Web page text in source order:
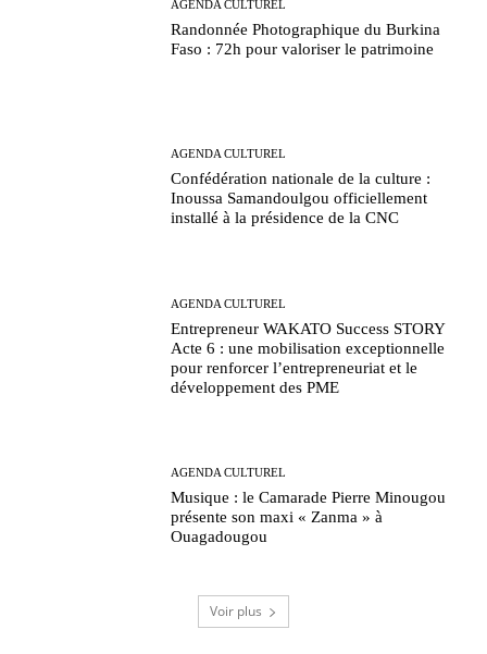
AGENDA CULTUREL
Randonnée Photographique du Burkina
Faso : 72h pour valoriser le patrimoine
AGENDA CULTUREL
Confédération nationale de la culture :
Inoussa Samandoulgou officiellement
installé à la présidence de la CNC
AGENDA CULTUREL
Entrepreneur WAKATO Success STORY
Acte 6 : une mobilisation exceptionnelle
pour renforcer l’entrepreneuriat et le
développement des PME
AGENDA CULTUREL
Musique : le Camarade Pierre Minougou
présente son maxi « Zanma » à
Ouagadougou
Voir plus